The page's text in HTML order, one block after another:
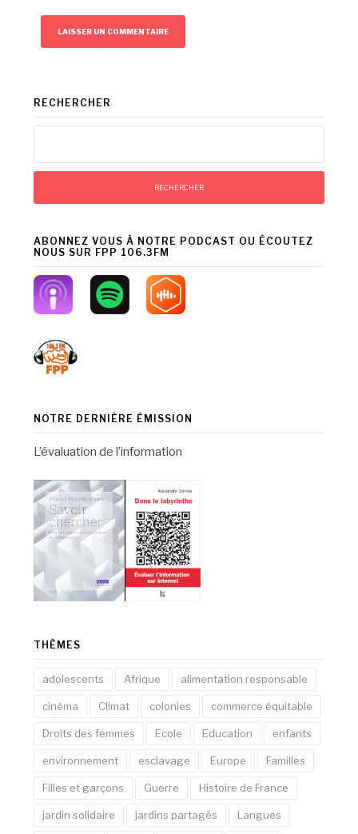
RECHERCHER
ABONNEZ VOUS À NOTRE PODCAST OU ÉCOUTEZ
NOUS SUR FPP 106.3FM
NOTRE DERNIÈRE ÉMISSION
L’évaluation de l’information
THÈMES
adolescents Afrique alimentation responsable
cinéma Climat colonies commerce équitable
Droits des femmes Ecole Education enfants
environnement esclavage Europe Familles
Filles et garçons Guerre Histoire de France
jardin solidaire jardins partagés Langues